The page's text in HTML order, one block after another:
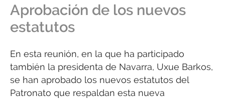
Aprobación de los nuevos
estatutos
En esta reunión, en la que ha participado
también la presidenta de Navarra, Uxue Barkos,
se han aprobado los nuevos estatutos del
Patronato que respaldan esta nueva